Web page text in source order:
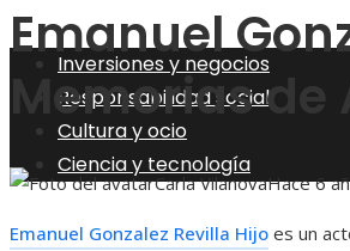
Inversiones y negocios
Responsabilidad social
Cultura y ocio
Ciencia y tecnología
Emanuel
Memorias
Carla VilanovaHace 6
Emanuel Gonzalez Revilla Hijo es un